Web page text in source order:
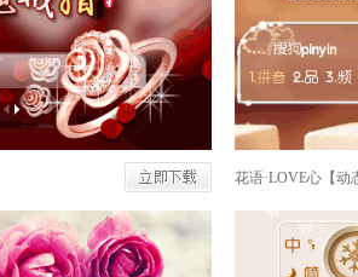
花语·LOVE心【动